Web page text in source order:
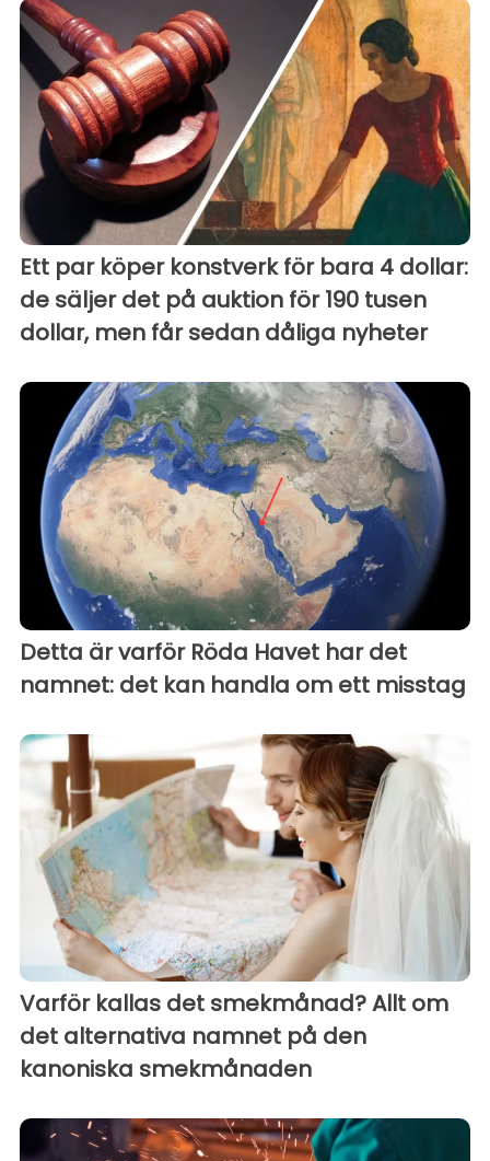
Ett par köper konstverk för bara 4 dollar:
de säljer det på auktion för 190 tusen
dollar, men får sedan dåliga nyheter
Detta är varför Röda Havet har det
namnet: det kan handla om ett misstag
Varför kallas det smekmånad? Allt om
det alternativa namnet på den
kanoniska smekmånaden